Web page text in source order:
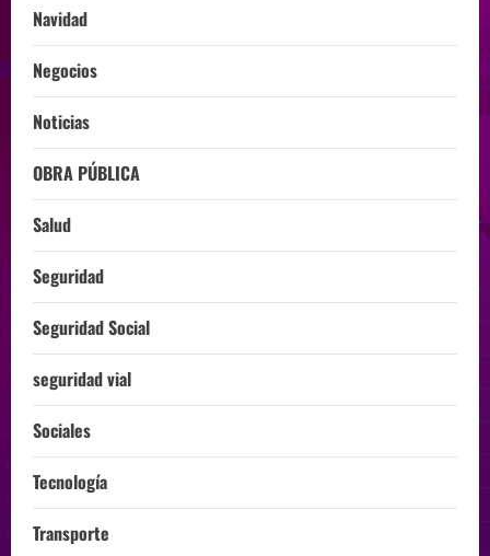
Navidad
Negocios
Noticias
OBRA PÚBLICA
Salud
Seguridad
Seguridad Social
seguridad vial
Sociales
Tecnología
Transporte